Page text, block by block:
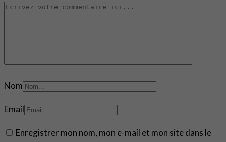
Nom
Email
Enregistrer mon nom, mon e-mail et mon site dans le